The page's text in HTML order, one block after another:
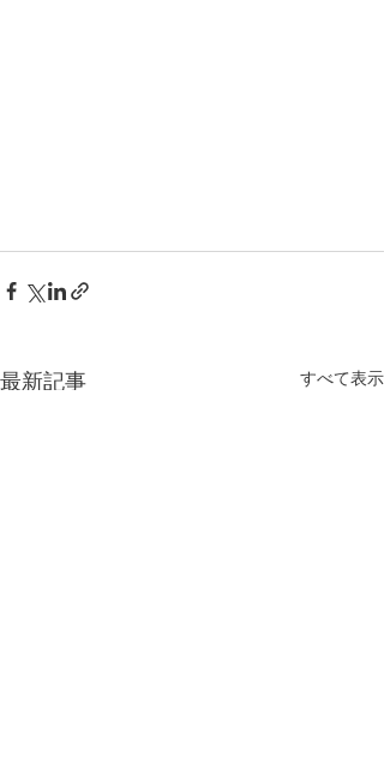
最新記事 すべて表示